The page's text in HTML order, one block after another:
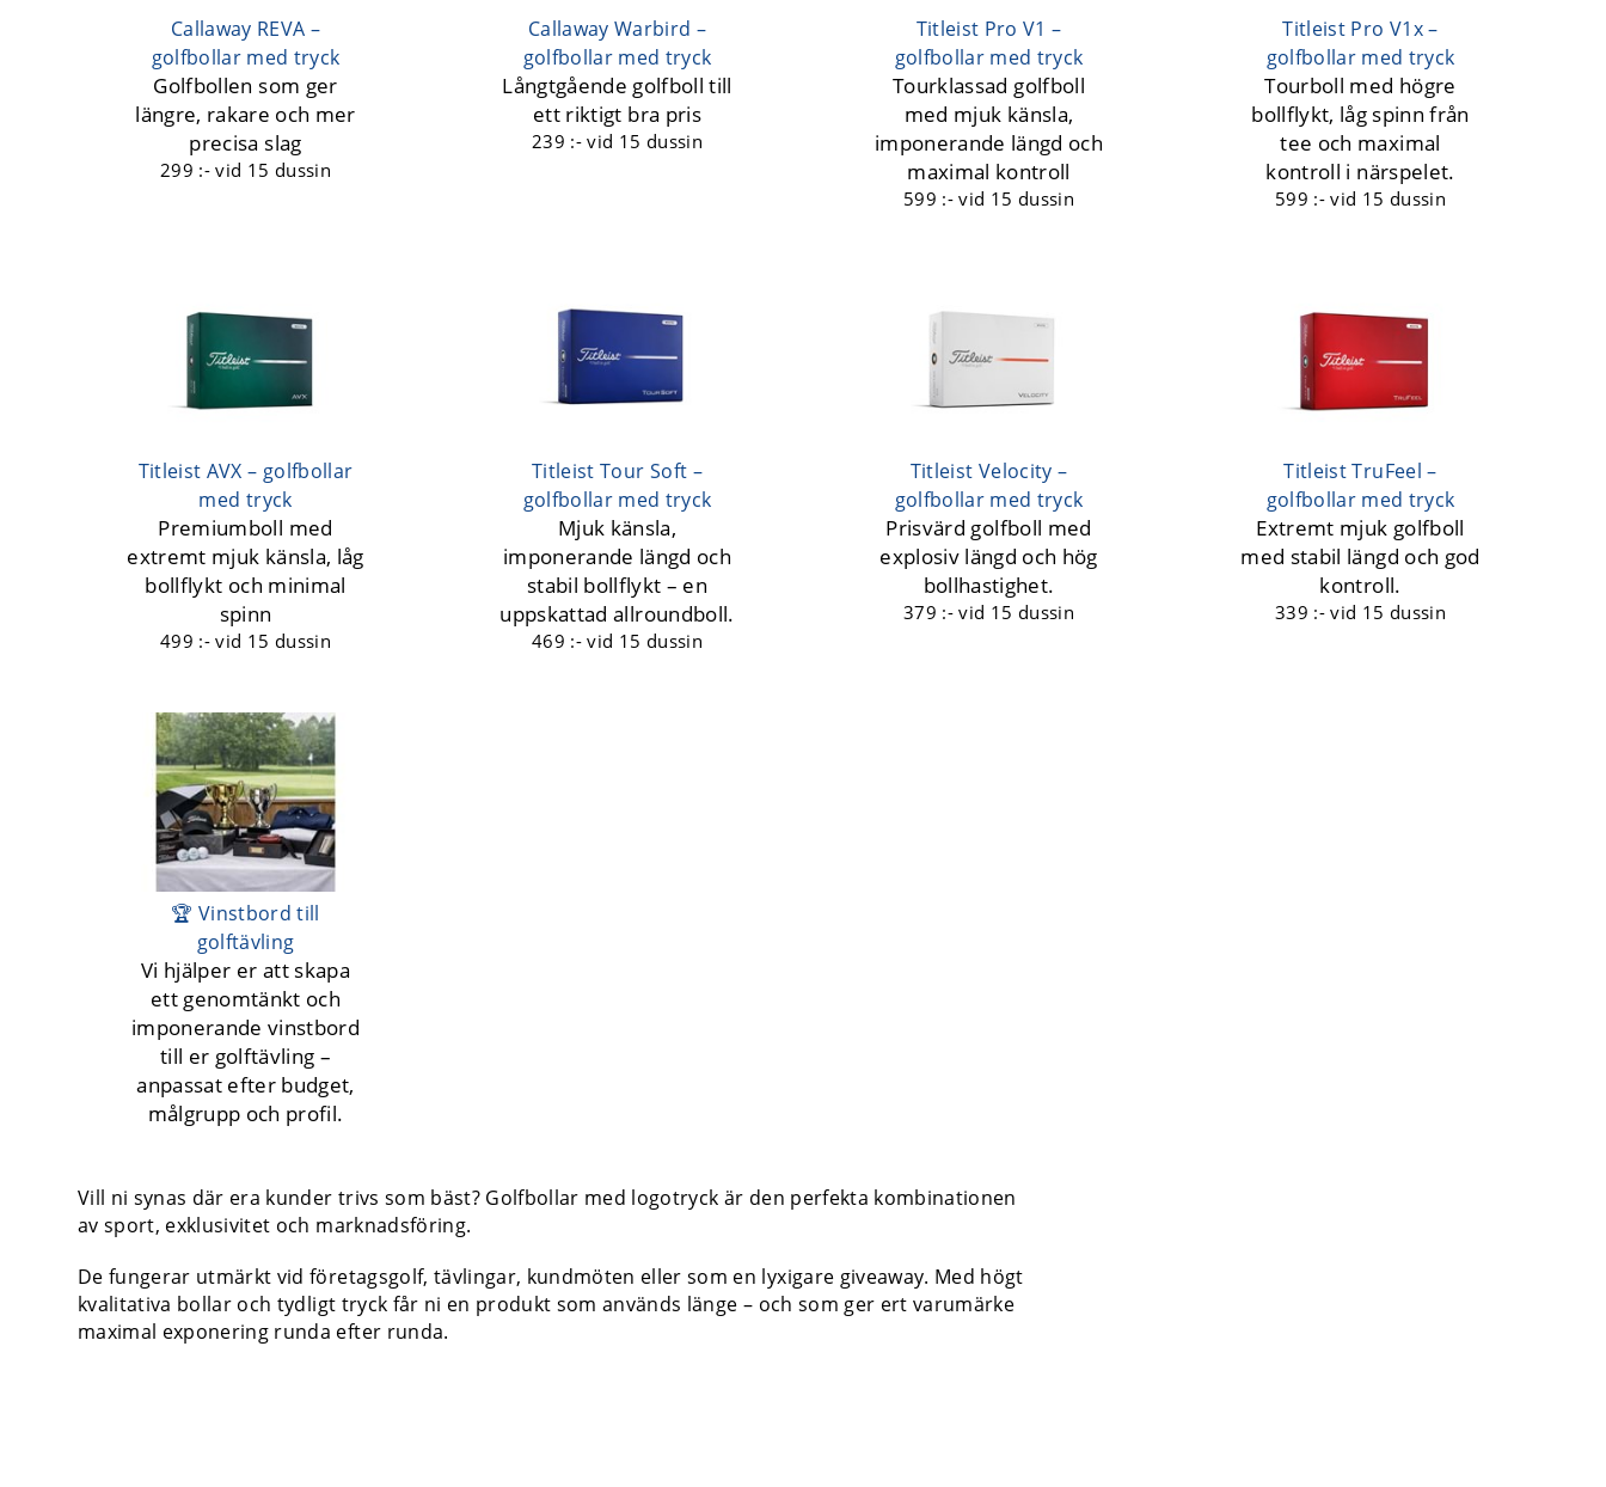
Callaway REVA –
golfbollar med tryck
Golfbollen som ger
längre, rakare och mer
precisa slag
299 :-vid 15 dussin
Callaway Warbird –
golfbollar med tryck
Långtgående golfboll till
ett riktigt bra pris
239 :-vid 15 dussin
Titleist Pro V1 –
golfbollar med tryck
Tourklassad golfboll
med mjuk känsla,
imponerande längd och
maximal kontroll
599 :-vid 15 dussin
Titleist Pro V1x –
golfbollar med tryck
Tourboll med högre
bollflykt, låg spinn från
tee och maximal
kontroll i närspelet.
599 :-vid 15 dussin
Titleist AVX – golfbollar
med tryck
Premiumboll med
extremt mjuk känsla, låg
bollflykt och minimal
spinn
499 :-vid 15 dussin
Titleist Tour Soft –
golfbollar med tryck
Mjuk känsla,
imponerande längd och
stabil bollflykt – en
uppskattad allroundboll.
469 :-vid 15 dussin
Titleist Velocity –
golfbollar med tryck
Prisvärd golfboll med
explosiv längd och hög
bollhastighet.
379 :-vid 15 dussin
Titleist TruFeel –
golfbollar med tryck
Extremt mjuk golfboll
med stabil längd och god
kontroll.
339 :-vid 15 dussin
🏆 Vinstbord till
golftävling
Vi hjälper er att skapa
ett genomtänkt och
imponerande vinstbord
till er golftävling –
anpassat efter budget,
målgrupp och profil.
Vill ni synas där era kunder trivs som bäst? Golfbollar med logotryck är den perfekta kombinationen
av sport, exklusivitet och marknadsföring.
De fungerar utmärkt vid företagsgolf, tävlingar, kundmöten eller som en lyxigare giveaway. Med högt
kvalitativa bollar och tydligt tryck får ni en produkt som används länge – och som ger ert varumärke
maximal exponering runda efter runda.